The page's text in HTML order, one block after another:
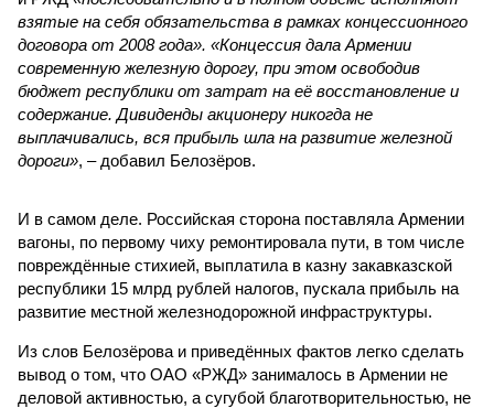
взятые на себя обязательства в рамках концессионного
договора от 2008 года». «Концессия дала Армении
современную железную дорогу, при этом освободив
бюджет республики от затрат на её восстановление и
содержание. Дивиденды акционеру никогда не
выплачивались, вся прибыль шла на развитие железной
дороги», – добавил Белозёров.
И в самом деле. Российская сторона поставляла Армении
вагоны, по первому чиху ремонтировала пути, в том числе
повреждённые стихией, выплатила в казну закавказской
республики 15 млрд рублей налогов, пускала прибыль на
развитие местной железнодорожной инфраструктуры.
Из слов Белозёрова и приведённых фактов легко сделать
вывод о том, что ОАО «РЖД» занималось в Армении не
деловой активностью, а сугубой благотворительностью, не